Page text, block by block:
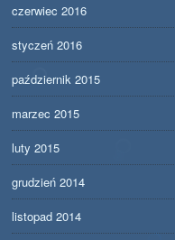
czerwiec 2016
styczeń 2016
październik 2015
marzec 2015
luty 2015
grudzień 2014
listopad 2014